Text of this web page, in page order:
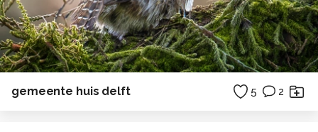
gemeente huis delft 5 2